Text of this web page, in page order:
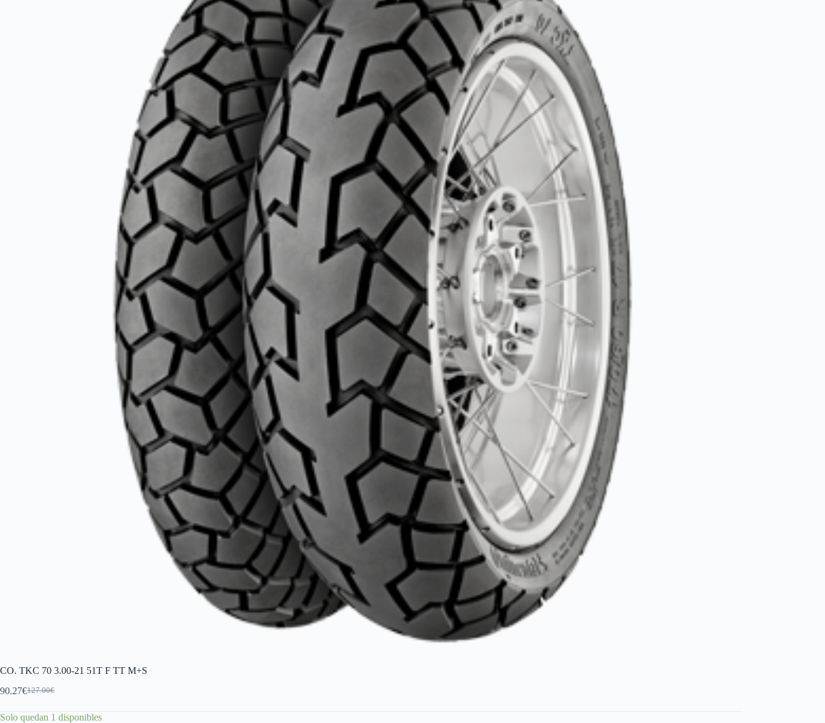
CO. TKC 70 3.00-21 51T F TT M+S
127.00€
90.27€
Solo quedan 1 disponibles